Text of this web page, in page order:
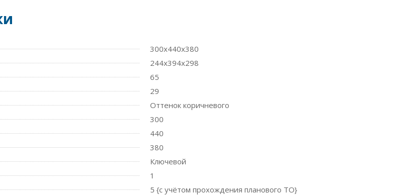
300x440x380
244х394х298
65
29
Оттенок коричневого
300
440
380
Ключевой
1
5 {с учётом прохождения планового ТО}